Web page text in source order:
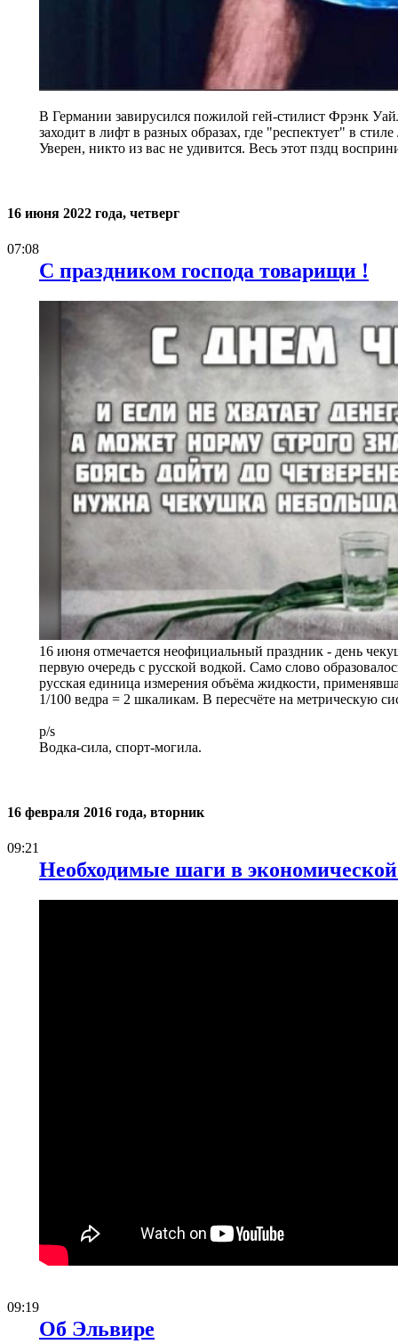
В Германии завирусился пожилой гей-стилист Фрэнк
заходит в лифт в разных образах, где "респектует" в
Уверен, никто из вас не удивится. Весь этот пздц
16 июня 2022 года, четверг
07:08
С праздником господа товарищи !
16 июня отмечается неофициальный праздник - день
первую очередь с русской водкой. Само слово
русская единица измерения объёма жидкости,
1/100 ведра = 2 шкаликам. В пересчёте на метрическую
p/s
Водка-сила, спорт-могила.
16 февраля 2016 года, вторник
09:21
Необходимые шаги в
09:19
Об Эльвире